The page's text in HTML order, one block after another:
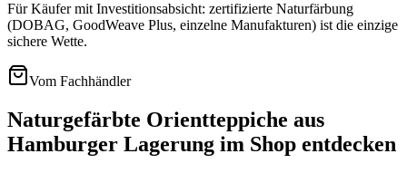
Für Käufer mit Investitionsabsicht: zertifizierte Naturfärbung
(DOBAG, GoodWeave Plus, einzelne Manufakturen) ist die einzige
sichere Wette.
Vom Fachhändler
Naturgefärbte Orientteppiche aus
Hamburger Lagerung im Shop entdecken